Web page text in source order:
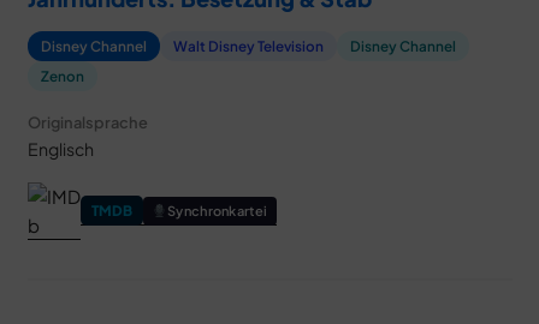
Franchises & Universen
Disney-Animationsklassiker
Pixar
Disney Channel Walt Disney Television
Disney Channel
Zenon
Originalsprache
Englisch
TMDB Synchronkartei